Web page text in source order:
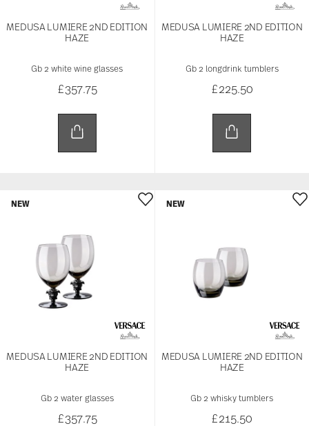
MEDUSA LUMIERE 2ND EDITION
HAZE
Gb 2 white wine glasses
£357.75
MEDUSA LUMIERE 2ND EDITION
HAZE
Gb 2 longdrink tumblers
£225.50
MEDUSA LUMIERE 2ND EDITION
HAZE
Gb 2 water glasses
£357.75
NEW
MEDUSA LUMIERE 2ND EDITION
HAZE
Gb 2 whisky tumblers
£215.50
NEW